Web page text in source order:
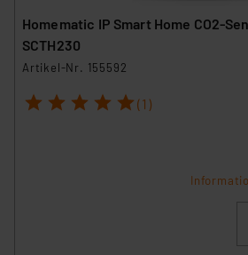
Cookies dieser Drittanbieter
die Verarbeitung Ihrer Daten in den
(1) lit. a DSGVO. Nähere Infos zu
und zu der jeweiligen
Angemessenheitsbeschluss der
Datenschutz nach EU-Standards
Überwachungsprogrammen
Homematic IP Smart Home CO2-
SCTH230
Artikel-Nr. 155592
1 2 3 4 5 (1)